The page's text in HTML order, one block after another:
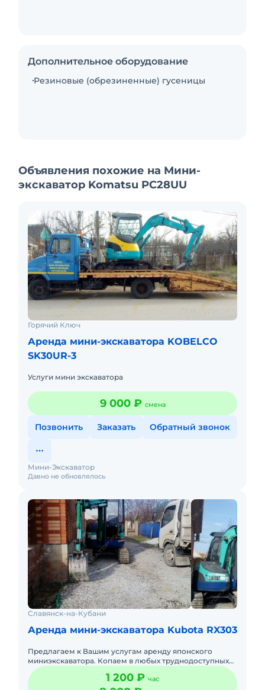
Дополнительное оборудование
Резиновые (обрезиненные) гусеницы
Объявления похожие на Мини-
экскаватор Komatsu PC28UU
Горячий Ключ
Аренда мини-экскаватора KOBELCO
SK30UR-3
Услуги мини экскаватора
9 000 ₽ смена
Позвонить Заказать Обратный звонок
Давно не обновлялось
Мини-Экскаватор
Славянск-на-Кубани
Аренда мини-экскаватора Kubota RX303
Предлагаем к Вашим услугам аренду японского
миниэкскаватора. Копаем в любых труднодоступных
местах. Также можем: • рытье траншей под
водопровод • рытье траншей
1 200 ₽ час